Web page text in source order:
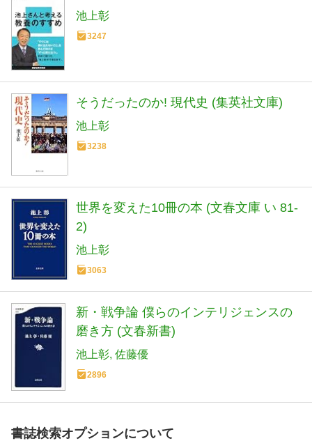
池上彰
3247
そうだったのか! 現代史 (集英社文庫)
池上彰
3238
世界を変えた10冊の本 (文春文庫 い 81-
2)
池上彰
3063
新・戦争論 僕らのインテリジェンスの
磨き方 (文春新書)
池上彰 佐藤優
2896
書誌検索オプションについて